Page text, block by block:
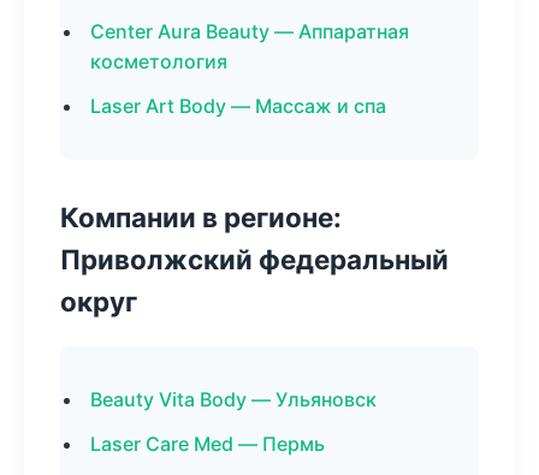
Center Aura Beauty — Аппаратная
косметология
Laser Art Body — Массаж и спа
Компании в регионе:
Приволжский федеральный
округ
Beauty Vita Body — Ульяновск
Laser Care Med — Пермь